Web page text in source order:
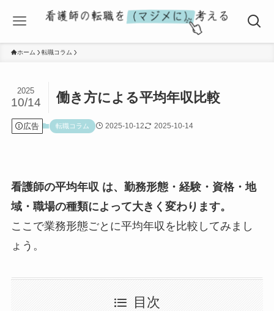
ホーム 転職コラム
働き方による平均年収比較
2025
10/14
広告 転職コラム 2025-10-12 2025-10-14
看護師の平均年収 は、勤務形態・経験・資格・地
域・職場の種類によって大きく変わります。
ここで業務形態ごとに平均年収を比較してみまし
ょう。
目次